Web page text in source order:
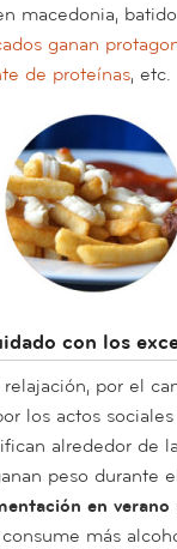
macedonia,
ganan
de proteínas, etc.
con los
relajación, por el
los actos
alrededor de
peso durante
en verano
más